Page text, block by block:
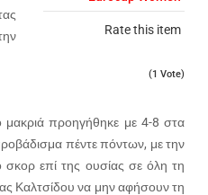
Rate this item
(1 Vote)
μακριά προηγήθηκε με 4-8 στα
πέντε πόντων, με την
επί της ουσίας σε όλη τη
Καλτσίδου να μην αφήσουν τη